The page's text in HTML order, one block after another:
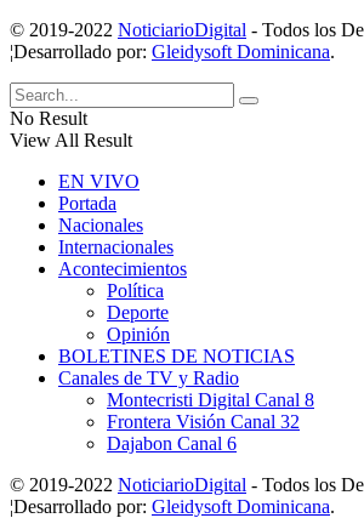
© 2019-2022 NoticiarioDigital - Todos los
¦Desarrollado por: Gleidysoft Dominicana.
No Result
View All Result
EN VIVO
Portada
Nacionales
Internacionales
Acontecimientos
Política
Deporte
Opinión
BOLETINES DE NOTICIAS
Canales de TV y Radio
Montecristi Digital Canal 8
Frontera Visión Canal 32
Dajabon Canal 6
© 2019-2022 NoticiarioDigital - Todos los
¦Desarrollado por: Gleidysoft Dominicana.